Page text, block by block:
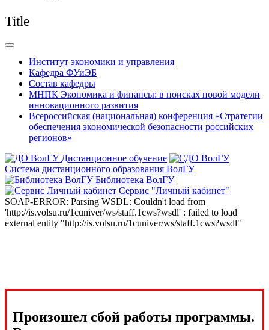
Title
Институт экономики и управления
Кафедра ФУиЭБ
Состав кафедры
МНПК Экономика и финансы: в поисках новой модели
инновационного развития
Всероссийская (национальная) конференция «Стратегии
обеспечения экономической безопасности российских
регионов»
Дистанционное обучение
Система дистанционного образования ВолГУ
Библиотека ВолГУ
Сервис "Личный кабинет"
SOAP-ERROR: Parsing WSDL: Couldn't load from
'http://is.volsu.ru/1cuniver/ws/staff.1cws?wsdl' : failed to load
external entity "http://is.volsu.ru/1cuniver/ws/staff.1cws?wsdl"
Произошел сбой работы программы.